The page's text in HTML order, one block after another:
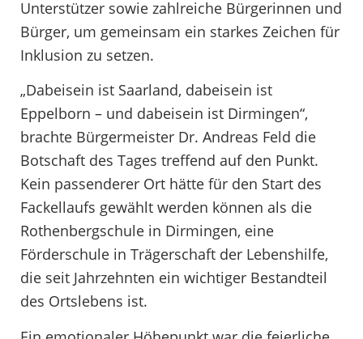
Unterstützer sowie zahlreiche Bürgerinnen und
Bürger, um gemeinsam ein starkes Zeichen für
Inklusion zu setzen.
„Dabeisein ist Saarland, dabeisein ist
Eppelborn – und dabeisein ist Dirmingen“,
brachte Bürgermeister Dr. Andreas Feld die
Botschaft des Tages treffend auf den Punkt.
Kein passenderer Ort hätte für den Start des
Fackellaufs gewählt werden können als die
Rothenbergschule in Dirmingen, eine
Förderschule in Trägerschaft der Lebenshilfe,
die seit Jahrzehnten ein wichtiger Bestandteil
des Ortslebens ist.